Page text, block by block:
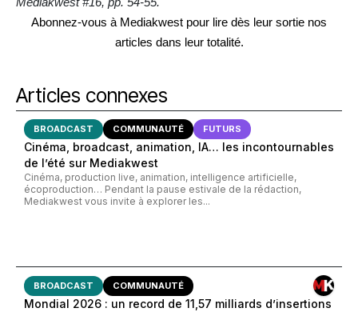
Abonnez-vous à Mediakwest pour lire dès leur sortie nos
articles dans leur totalité.
Articles connexes
BROADCAST COMMUNAUTÉ FUTURS
Cinéma, broadcast, animation, IA… les incontournables
de l’été sur Mediakwest
Cinéma, production live, animation, intelligence artificielle,
écoproduction… Pendant la pause estivale de la rédaction,
Mediakwest vous invite à explorer les...
BROADCAST COMMUNAUTÉ
Mondial 2026 : un record de 11,57 milliards d’insertions